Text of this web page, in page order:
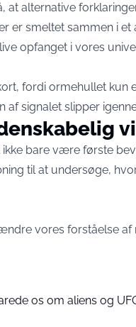
at alternative
er smeltet sammen i et
opfanget i vores
fordi ormehullet kun
af signalet slipper
bare være første
til at undersøge,
vores forståelse af
os om aliens og